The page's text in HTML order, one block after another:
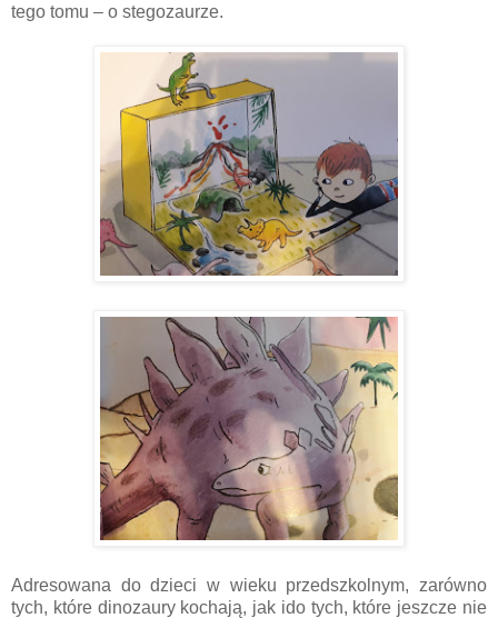
tego tomu – o stegozaurze.
Adresowana do dzieci w wieku przedszkolnym, zarówno
tych, które dinozaury kochają, jak ido tych, które jeszcze nie